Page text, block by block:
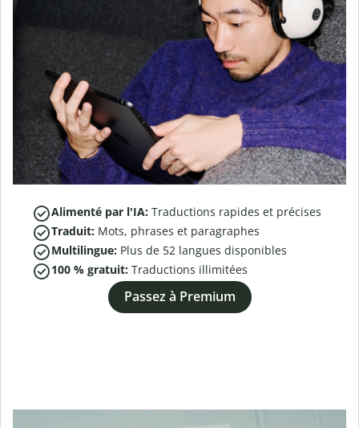
Alimenté par l'IA: Traductions rapides et précises
Traduit: Mots, phrases et paragraphes
Multilingue: Plus de 52 langues disponibles
100 % gratuit: Traductions illimitées
Passez à Premium